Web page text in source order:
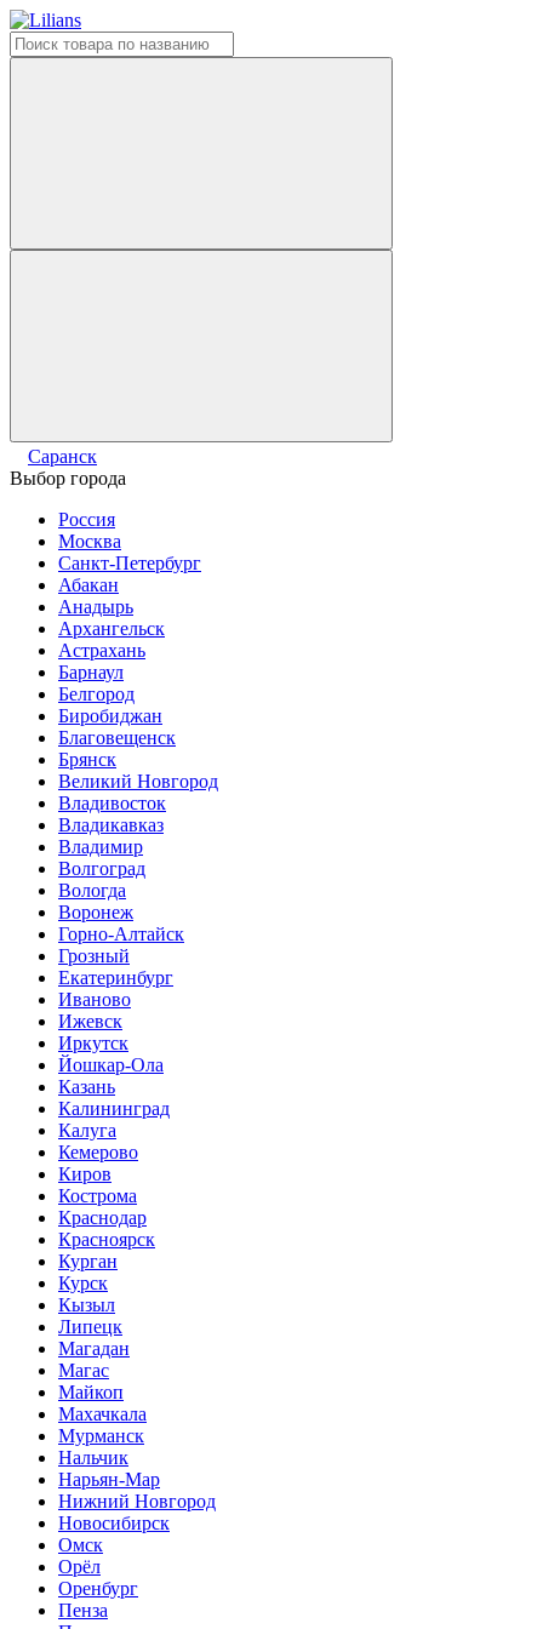
Саранск
Выбор города
Россия
Москва
Санкт-Петербург
Абакан
Анадырь
Архангельск
Астрахань
Барнаул
Белгород
Биробиджан
Благовещенск
Брянск
Великий Новгород
Владивосток
Владикавказ
Владимир
Волгоград
Вологда
Воронеж
Горно-Алтайск
Грозный
Екатеринбург
Иваново
Ижевск
Иркутск
Йошкар-Ола
Казань
Калининград
Калуга
Кемерово
Киров
Кострома
Краснодар
Красноярск
Курган
Курск
Кызыл
Липецк
Магадан
Магас
Майкоп
Махачкала
Мурманск
Нальчик
Нарьян-Мар
Нижний Новгород
Новосибирск
Омск
Орёл
Оренбург
Пенза